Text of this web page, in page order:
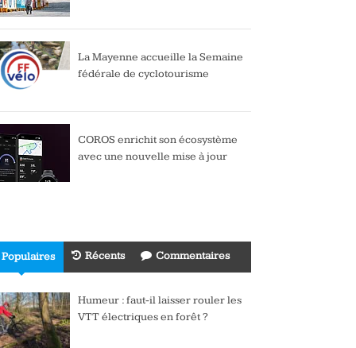
La Mayenne accueille la Semaine
fédérale de cyclotourisme
COROS enrichit son écosystème
avec une nouvelle mise à jour
Populaires Récents Commentaires
Humeur : faut-il laisser rouler les
VTT électriques en forêt ?